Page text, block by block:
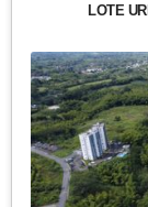
LOTE